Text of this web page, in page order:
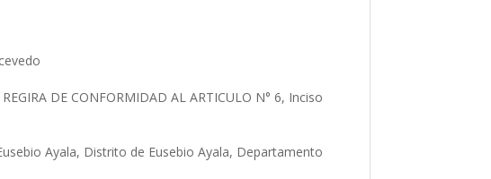
DE CONFORMIDAD AL ARTICULO N° 6, Inciso
Ayala, Distrito de Eusebio Ayala, Departamento